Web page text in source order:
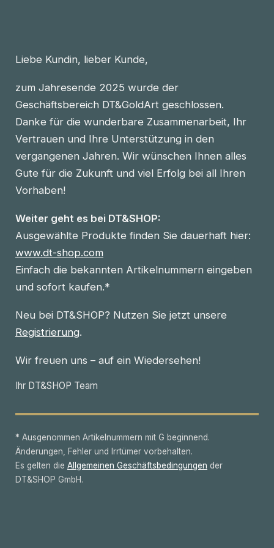
Liebe Kundin, lieber Kunde,
zum Jahresende 2025 wurde der
Geschäftsbereich DT&GoldArt geschlossen.
Danke für die wunderbare Zusammenarbeit, Ihr
Vertrauen und Ihre Unterstützung in den
vergangenen Jahren. Wir wünschen Ihnen alles
Gute für die Zukunft und viel Erfolg bei all Ihren
Vorhaben!
Weiter geht es bei DT&SHOP:
Ausgewählte Produkte finden Sie dauerhaft hier:
www.dt-shop.com
Einfach die bekannten Artikelnummern eingeben
und sofort kaufen.*
Neu bei DT&SHOP? Nutzen Sie jetzt unsere
Registrierung.
Wir freuen uns – auf ein Wiedersehen!
Ihr DT&SHOP Team
* Ausgenommen Artikelnummern mit G beginnend.
Änderungen, Fehler und Irrtümer vorbehalten.
Es gelten die Allgemeinen Geschäftsbedingungen der
DT&SHOP GmbH.